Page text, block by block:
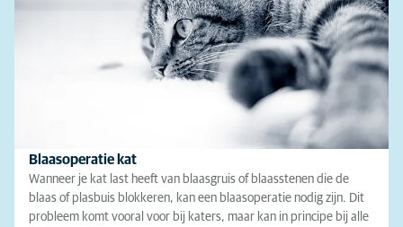
Blaasoperatie kat
Wanneer je kat last heeft van blaasgruis of blaasstenen die de
blaas of plasbuis blokkeren, kan een blaasoperatie nodig zijn. Dit
probleem komt vooral voor bij katers, maar kan in principe bij alle